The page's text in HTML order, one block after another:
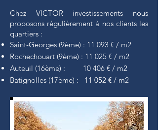
Chez VICTOR investissements nous
proposons régulièrement à nos clients les
quartiers :
Saint-Georges (9ème) : 11 093 € / m2
Rochechouart (9ème) : 11 025 € / m2
Auteuil (16ème) : 10 406 € / m2
Batignolles (17ème) : 11 052 € / m2